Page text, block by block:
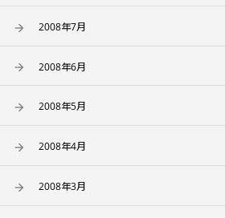
2008年7月
2008年6月
2008年5月
2008年4月
2008年3月